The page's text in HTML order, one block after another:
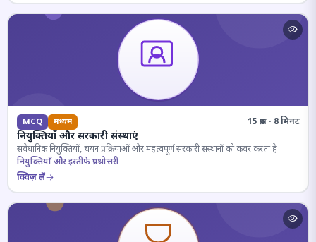
MCQ मध्यम 15 प्रश्न · 8 मिनट
नियुक्तियाँ और सरकारी संस्थाएं
संवैधानिक नियुक्तियों, चयन प्रक्रियाओं और महत्वपूर्ण सरकारी संस्थानों को कवर करता है।
नियुक्तियाँ और इस्तीफे प्रश्नोत्तरी
क्विज़ लें